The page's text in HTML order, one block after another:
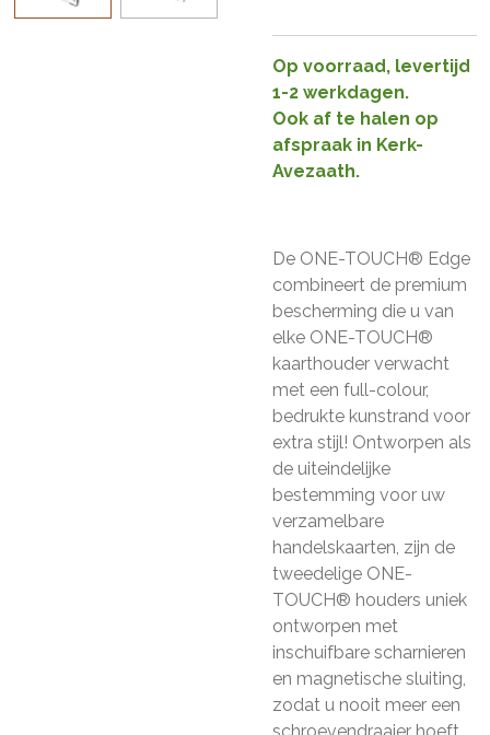
Op voorraad, levertijd
1-2 werkdagen.
Ook af te halen op
afspraak in Kerk-
Avezaath.
De ONE-TOUCH® Edge
combineert de premium
bescherming die u van
elke ONE-TOUCH®
kaarthouder verwacht
met een full-colour,
bedrukte kunstrand voor
extra stijl! Ontworpen als
de uiteindelijke
bestemming voor uw
verzamelbare
handelskaarten, zijn de
tweedelige ONE-
TOUCH® houders uniek
ontworpen met
inschuifbare scharnieren
en magnetische sluiting,
zodat u nooit meer een